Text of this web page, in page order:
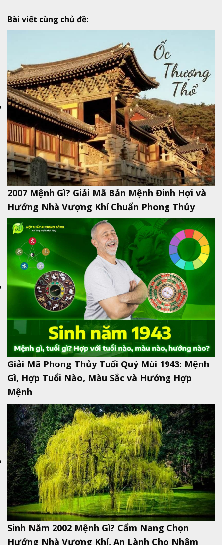
Bài viết cùng chủ đề:
2007 Mệnh Gì? Giải Mã Bản Mệnh Đinh Hợi và
Hướng Nhà Vượng Khí Chuẩn Phong Thủy
Giải Mã Phong Thủy Tuổi Quý Mùi 1943: Mệnh
Gì, Hợp Tuổi Nào, Màu Sắc và Hướng Hợp
Mệnh
Sinh Năm 2002 Mệnh Gì? Cẩm Nang Chọn
Hướng Nhà Vượng Khí, An Lành Cho Nhâm